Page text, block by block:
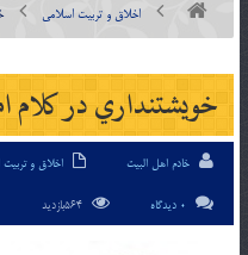
اخلاق و تربیت اسلامی
خويشتنداري در کلام
خادم اهل البیت اخلاق و
0 دیدگاه